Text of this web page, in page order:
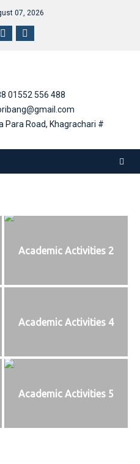
07, 2026
01552 556 488
Para Road, Khagrachari #
Academic Activities 2
Academic Activities 4
Academic Activities 5